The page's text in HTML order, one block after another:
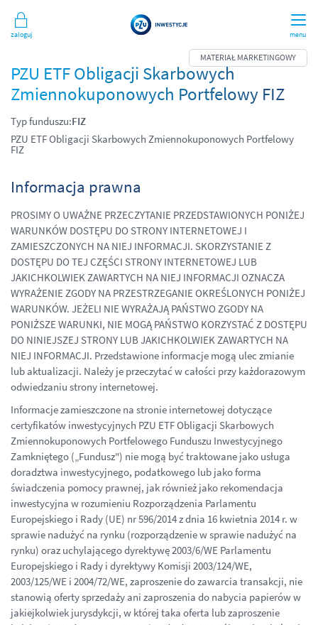
menu
Zaloguj
PZU ETF Obligacji Skarbowych
Zmiennokuponowych Portfelowy FIZ
Typ funduszu:FIZ
PZU ETF Obligacji Skarbowych Zmiennokuponowych Portfelowy
FIZ
Informacja prawna
PROSIMY O UWAŻNE PRZECZYTANIE PRZEDSTAWIONYCH PONIŻEJ
WARUNKÓW DOSTĘPU DO STRONY INTERNETOWEJ I
ZAMIESZCZONYCH NA NIEJ INFORMACJI. SKORZYSTANIE Z
DOSTĘPU DO TEJ CZĘŚCI STRONY INTERNETOWEJ LUB
JAKICHKOLWIEK ZAWARTYCH NA NIEJ INFORMACJI OZNACZA
WYRAŻENIE ZGODY NA PRZESTRZEGANIE OKREŚLONYCH PONIŻEJ
WARUNKÓW. JEŻELI NIE WYRAŻAJĄ PAŃSTWO ZGODY NA
PONIŻSZE WARUNKI, NIE MOGĄ PAŃSTWO KORZYSTAĆ Z DOSTĘPU
DO NINIEJSZEJ STRONY LUB JAKICHKOLWIEK ZAWARTYCH NA
NIEJ INFORMACJI. Przedstawione informacje mogą ulec zmianie
lub aktualizacji. Należy je przeczytać w całości przy każdorazowym
odwiedzaniu strony internetowej.
Informacje zamieszczone na stronie internetowej dotyczące
certyfikatów inwestycyjnych PZU ETF Obligacji Skarbowych
Zmiennokuponowych Portfelowego Funduszu Inwestycyjnego
Zamkniętego („Fundusz") nie mogą być traktowane jako usługa
doradztwa inwestycyjnego, podatkowego lub jako forma
świadczenia pomocy prawnej, jak również jako rekomendacja
inwestycyjna w rozumieniu Rozporządzenia Parlamentu
Europejskiego i Rady (UE) nr 596/2014 z dnia 16 kwietnia 2014 r. w
sprawie nadużyć na rynku (rozporządzenie w sprawie nadużyć na
rynku) oraz uchylającego dyrektywę 2003/6/WE Parlamentu
Europejskiego i Rady i dyrektywy Komisji 2003/124/WE,
2003/125/WE i 2004/72/WE, zaproszenie do zawarcia transakcji, nie
stanowią oferty sprzedaży ani zaproszenia do nabycia papierów w
jakiejkolwiek jurysdykcji, w której taka oferta lub zaproszenie